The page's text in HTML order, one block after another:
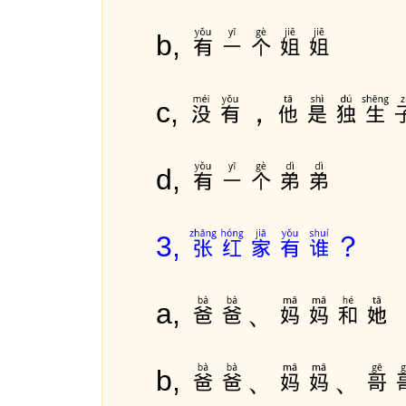
b, 有一个姐姐
c, 没有，他是独生
d, 有一个弟弟
3, 张红家有谁？
a, 爸爸、妈妈和她
b, 爸爸、妈妈、哥